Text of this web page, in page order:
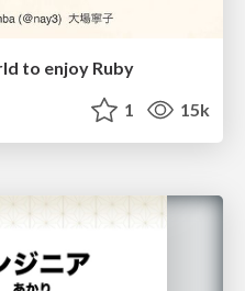
to enjoy Ruby
1 15k